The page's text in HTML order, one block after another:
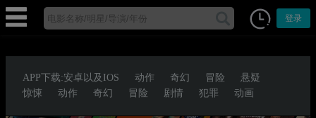
登录
APP下载:安卓以及IOS 动作 奇幻 冒险
悬疑
惊悚
动作 奇幻 冒险 剧情 犯罪 动画